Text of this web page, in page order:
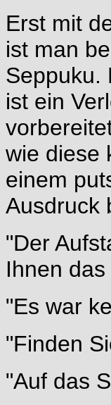
Erst mit
ist man
Seppuku.
ist ein
wie diese
einem
Ausdruck
"Der
Ihnen
"Es war
"Finden
"Auf das